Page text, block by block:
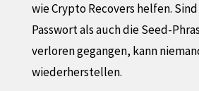
wie Crypto Recovers helfen.
Passwort als auch die Seed-
verloren gegangen, kann
wiederherstellen.